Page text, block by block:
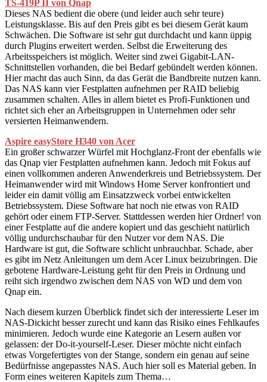
TS-419P II von Qnap
Dieses NAS bedient die obere (und leider auch sehr teure)
Leistungsklasse. Bis auf den Preis gibt es bei diesem Gerät kaum
Schwächen. Die Software ist sehr gut durchdacht und kann üppig
durch Plugins erweitert werden. Selbst die Erweiterung des
Arbeitsspeichers ist möglich. Weiter sind zwei Gigabit-LAN-
Schnittstellen vorhanden, die bei Bedarf gebündelt werden können.
Hier macht das auch Sinn, da das Gerät die Bandbreite nutzen kann.
Das NAS kann vier Festplatten aufnehmen per RAID beliebig
zusammen schalten. Alles in allem bietet es Profi-Funktionen und
richtet sich eher an Arbeitsgruppen in Unternehmen oder sehr
versierten Heimanwendern.
Aspire easyStore H340 von Acer
Ein großer schwarzer Würfel mit Hochglanz-Front der ebenfalls wie
das Qnap vier Festplatten aufnehmen kann. Jedoch mit Fokus auf
einen vollkommen anderen Anwenderkreis und Betriebssystem. Der
Heimanwender wird mit Windows Home Server konfrontiert und
leider ein damit völlig am Einsatzzweck vorbei entwickelten
Betriebssystem. Diese Software hat noch nie etwas von RAID
gehört oder einem FTP-Server. Stattdessen werden hier Ordner! von
einer Festplatte auf die andere kopiert und das geschieht natürlich
völlig undurchschaubar für den Nutzer vor dem NAS. Die
Hardware ist gut, die Software schlicht unbrauchbar. Schade, aber
es gibt im Netz Anleitungen um dem Acer Linux beizubringen. Die
gebotene Hardware-Leistung geht für den Preis in Ordnung und
reiht sich irgendwo zwischen dem NAS von WD und dem von
Qnap ein.
Nach diesem kurzen Überblick findet sich der interessierte Leser im
NAS-Dickicht besser zurecht und kann das Risiko eines Fehlkaufes
minimieren. Jedoch wurde eine Kategorie an Lesern außen vor
gelassen: der Do-it-yourself-Leser. Dieser möchte nicht einfach
etwas Vorgefertigtes von der Stange, sondern ein genau auf seine
Bedürfnisse angepasstes NAS. Auch hier soll es Material geben. In
Form eines weiteren Kapitels zum Thema…